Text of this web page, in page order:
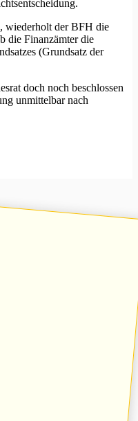
wiederholt der BFH die
die Finanzämter die
(Grundsatz der
doch noch beschlossen
unmittelbar nach